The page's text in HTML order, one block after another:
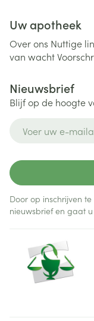
Uw apotheek
Over ons Nuttige
van wacht
Nieuwsbrief
Blijf op de hoogte
Door op inschrijven
nieuwsbrief en gaat